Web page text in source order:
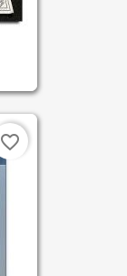
favorite_border